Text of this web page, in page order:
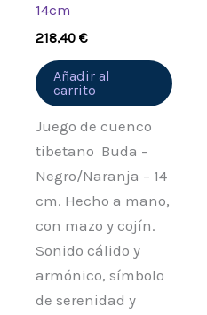
14cm
218,40€
Añadir al
carrito
Juego de cuenco
tibetano Buda –
Negro/Naranja – 14
cm. Hecho a mano,
con mazo y cojín.
Sonido cálido y
armónico, símbolo
de serenidad y